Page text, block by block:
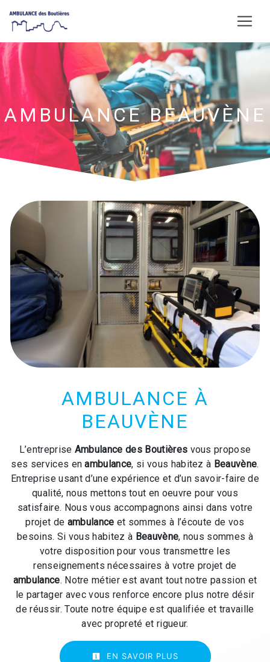
AMBULANCE BEAUVÈNE
AMBULANCE À
BEAUVÈNE
L’entreprise Ambulance des Boutières vous propose
ses services enambulance, si vous habitez à Beauvène.
Entreprise usant d’une expérience et d’un savoir-faire de
qualité, nous mettons tout en oeuvre pour vous
satisfaire. Nous vous accompagnons ainsi dans votre
projet de ambulance et sommes à l’écoute de vos
besoins. Si vous habitez à Beauvène, nous sommes à
votre disposition pour vous transmettre les
renseignements nécessaires à votre projet de
ambulance. Notre métier est avant tout notre passion et
le partager avec vous renforce encore plus notre désir
de réussir. Toute notre équipe est qualifiée et travaille
avec propreté et rigueur.
EN SAVOIR PLUS